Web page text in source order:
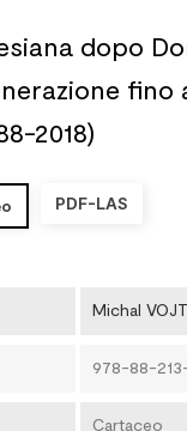
dopo
fino
2018)
PDF-LAS
Michal
978-88-
Cartaceo